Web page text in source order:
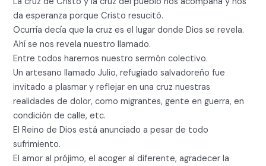
da esperanza porque Cristo resucitó.
Ocurría decía que la cruz es el lugar donde Dios se revela.
Ahí se nos revela nuestro llamado.
Entre todos haremos nuestro sermón colectivo.
Un artesano llamado Julio, refugiado salvadoreño fue
invitado a plasmar y reflejar en una cruz nuestras
realidades de dolor, como migrantes, gente en guerra, en
condición de calle, etc.
El Reino de Dios está anunciado a pesar de todo
sufrimiento.
El amor al prójimo, el acoger al diferente, agradecer la